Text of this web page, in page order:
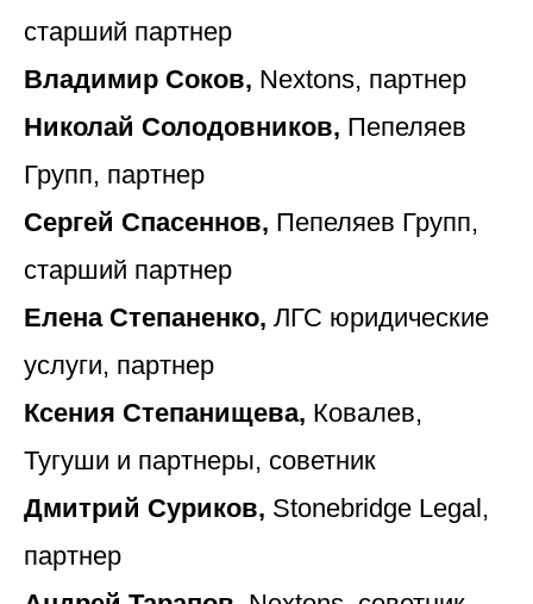
старший партнер
Владимир Соков, Nextons, партнер
Николай Солодовников, Пепеляев
Групп, партнер
Сергей Спасеннов, Пепеляев Групп,
старший партнер
Елена Степаненко, ЛГС юридические
услуги, партнер
Ксения Степанищева, Ковалев,
Тугуши и партнеры, советник
Дмитрий Суриков, Stonebridge Legal,
партнер